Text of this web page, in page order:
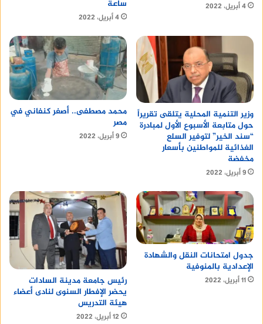
4 أبريل، 2022
ساعة
4 أبريل، 2022
وزير التنمية المحلية يتلقى تقريراً
حول متابعة الأسبوع الأول لمبادرة
“سند الخير” لتوفير السلع
الغذائية للمواطنين بأسعار
مخفضة
9 أبريل، 2022
محمد مصطفى.. أصغر كنفاني في
مصر
9 أبريل، 2022
جدول امتحانات النقل والشهادة
الإعدادية بالمنوفية
11 أبريل، 2022
رئيس جامعة مدينة السادات
يحضر الإفطار السنوى لنادى أعضاء
هيئة التدريس
12 أبريل، 2022